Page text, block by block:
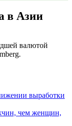
в Азии
валютой
выработки
чем женщин,